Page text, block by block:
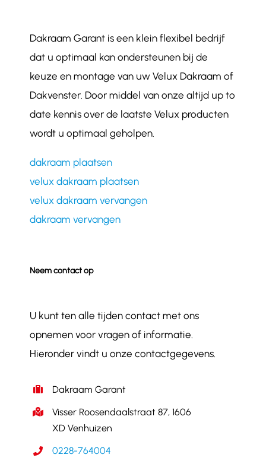
Dakraam Garant is een klein flexibel bedrijf
dat u optimaal kan ondersteunen bij de
keuze en montage van uw Velux Dakraam of
Dakvenster. Door middel van onze altijd up to
date kennis over de laatste Velux producten
wordt u optimaal geholpen.
dakraam plaatsen
velux dakraam plaatsen
velux dakraam vervangen
dakraam vervangen
Neem contact op
U kunt ten alle tijden contact met ons
opnemen voor vragen of informatie.
Hieronder vindt u onze contactgegevens.
Dakraam Garant
Visser Roosendaalstraat 87, 1606
XD Venhuizen
0228-764004